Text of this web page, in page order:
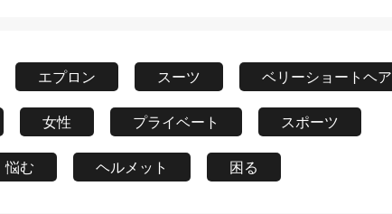
エプロン スーツ ベリーショートヘア
女性 プライベート スポーツ
悩む ヘルメット 困る